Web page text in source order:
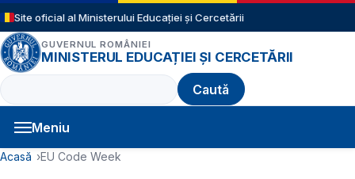
Sari la conținutul principal
Site oficial al Ministerului Educației și Cercetării
GUVERNUL ROMÂNIEI
MINISTERUL EDUCAȚIEI ȘI CERCETĂRII
Caută
Meniu
Navigație principală
Cale de navigare
Acasă EU Code Week